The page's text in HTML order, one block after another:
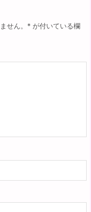
せん。 * が付いている欄